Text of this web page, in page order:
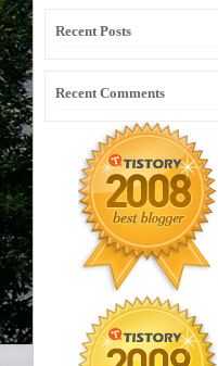
Recent Posts
Recent Comments